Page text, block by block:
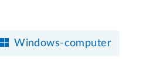
Windows-computer